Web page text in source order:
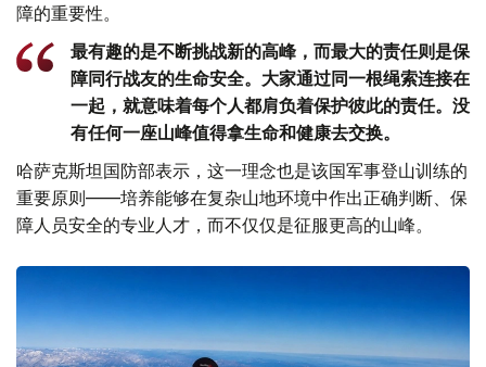
障的重要性。
最有趣的是不断挑战新的高峰，而最大的责任则是保
障同行战友的生命安全。大家通过同一根绳索连接在
一起，就意味着每个人都肩负着保护彼此的责任。没
有任何一座山峰值得拿生命和健康去交换。
哈萨克斯坦国防部表示，这一理念也是该国军事登山训练的
重要原则——培养能够在复杂山地环境中作出正确判断、保
障人员安全的专业人才，而不仅仅是征服更高的山峰。